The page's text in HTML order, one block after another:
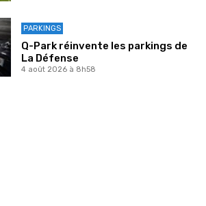
PARKINGS
Q-Park réinvente les parkings de
La Défense
4 août 2026 à 8h58